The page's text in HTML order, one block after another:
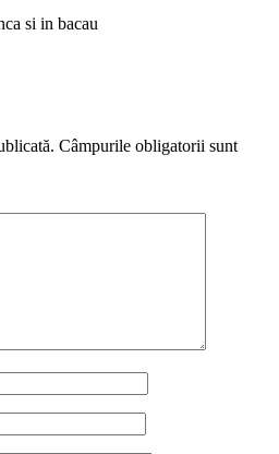
si in bacau
Câmpurile obligatorii sunt